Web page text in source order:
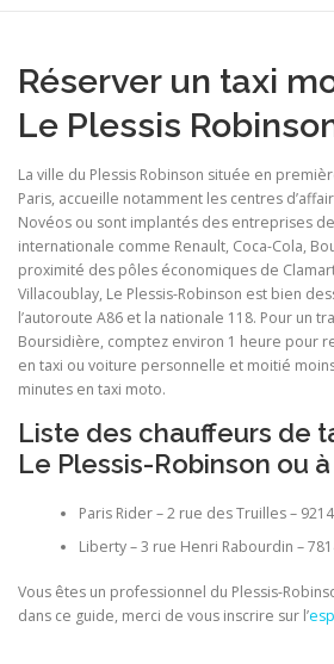
Réserver un taxi
Le Plessis
La ville du Plessis Robinson située en
Paris, accueille notamment les centres
Novéos ou sont implantés des entreprises
internationale comme Renault, Coca-Cola,
proximité des pôles économiques de
Villacoublay, Le Plessis-Robinson est bien
l’autoroute A86 et la nationale 118. Pour un
Boursidière, comptez environ 1 heure pour
en taxi ou voiture personnelle et moitié
minutes en taxi moto.
Liste des chauffeurs de
Le Plessis-Robinson ou
Paris Rider – 2 rue des Truilles –
Liberty – 3 rue Henri Rabourdin –
Vous êtes un professionnel du Plessis-
dans ce guide, merci de vous inscrire sur l’